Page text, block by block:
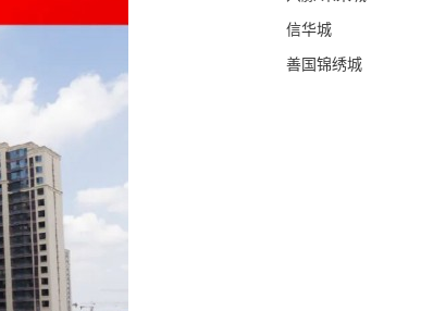
信华城
善国锦绣城